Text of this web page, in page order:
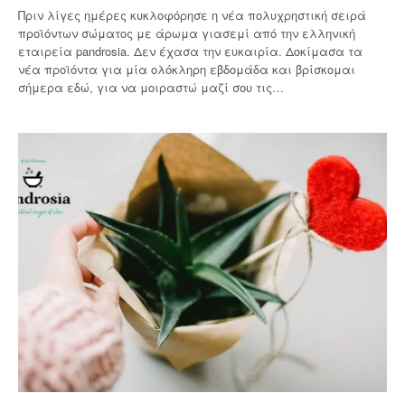
Πριν λίγες ημέρες κυκλοφόρησε η νέα πολυχρηστική σειρά
προϊόντων σώματος με άρωμα γιασεμί από την ελληνική
εταιρεία pandrosia. Δεν έχασα την ευκαιρία. Δοκίμασα τα
νέα προϊόντα για μία ολόκληρη εβδομάδα και βρίσκομαι
σήμερα εδώ, για να μοιραστώ μαζί σου τις…